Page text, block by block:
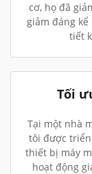
cơ, họ đã
giảm đáng
tiết
Tối
Tại một nhà
tôi được
thiết bị máy
hoạt động